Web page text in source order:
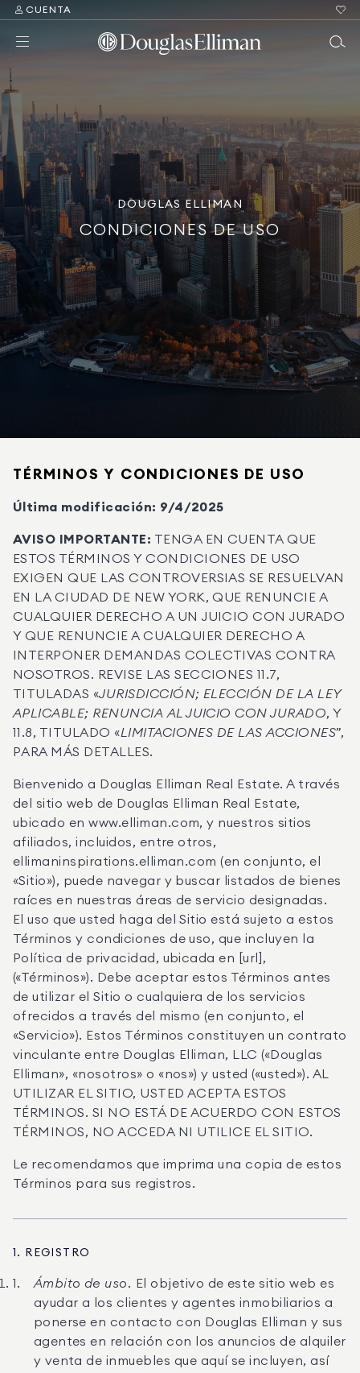
CUENTA
DOUGLAS ELLIMAN
CONDICIONES DE USO
TÉRMINOS Y CONDICIONES DE USO
Última modificación: 9/4/2025
AVISO IMPORTANTE: TENGA EN CUENTA QUE
ESTOS TÉRMINOS Y CONDICIONES DE USO
EXIGEN QUE LAS CONTROVERSIAS SE RESUELVAN
EN LA CIUDAD DE NEW YORK, QUE RENUNCIE A
CUALQUIER DERECHO A UN JUICIO CON JURADO
Y QUE RENUNCIE A CUALQUIER DERECHO A
INTERPONER DEMANDAS COLECTIVAS CONTRA
NOSOTROS. REVISE LAS SECCIONES 11.7,
TITULADAS «JURISDICCIÓN; ELECCIÓN DE LA LEY
APLICABLE; RENUNCIA AL JUICIO CON JURADO, Y
11.8, TITULADO «LIMITACIONES DE LAS ACCIONES”,
PARA MÁS DETALLES.
Bienvenido a Douglas Elliman Real Estate. A través
del sitio web de Douglas Elliman Real Estate,
ubicado en www.elliman.com, y nuestros sitios
afiliados, incluidos, entre otros,
ellimaninspirations.elliman.com (en conjunto, el
«Sitio»), puede navegar y buscar listados de bienes
raíces en nuestras áreas de servicio designadas.
El uso que usted haga del Sitio está sujeto a estos
Términos y condiciones de uso, que incluyen la
Política de privacidad, ubicada en [url],
(«Términos»). Debe aceptar estos Términos antes
de utilizar el Sitio o cualquiera de los servicios
ofrecidos a través del mismo (en conjunto, el
«Servicio»). Estos Términos constituyen un contrato
vinculante entre Douglas Elliman, LLC («Douglas
Elliman», «nosotros» o «nos») y usted («usted»). AL
UTILIZAR EL SITIO, USTED ACEPTA ESTOS
TÉRMINOS. SI NO ESTÁ DE ACUERDO CON ESTOS
TÉRMINOS, NO ACCEDA NI UTILICE EL SITIO.
Le recomendamos que imprima una copia de estos
Términos para sus registros.
1. REGISTRO
Ámbito de uso.
El objetivo de este sitio web es
ayudar a los clientes y agentes inmobiliarios a
ponerse en contacto con Douglas Elliman y sus
agentes en relación con los anuncios de alquiler
y venta de inmuebles que aquí se incluyen, así